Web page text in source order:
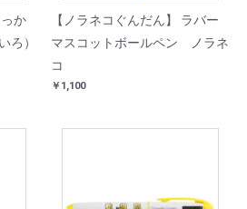
か
ろ）
【ノラネコぐんだん】 ラバー
マスコットボールペン ノラネ
コ
￥1,100